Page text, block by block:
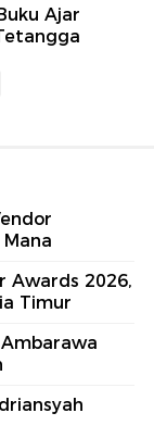
Ajar
Awards 2026,
Timur